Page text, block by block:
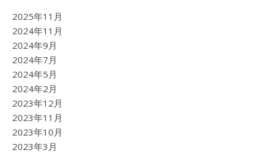
2025年11月
2024年11月
2024年9月
2024年7月
2024年5月
2024年2月
2023年12月
2023年11月
2023年10月
2023年3月